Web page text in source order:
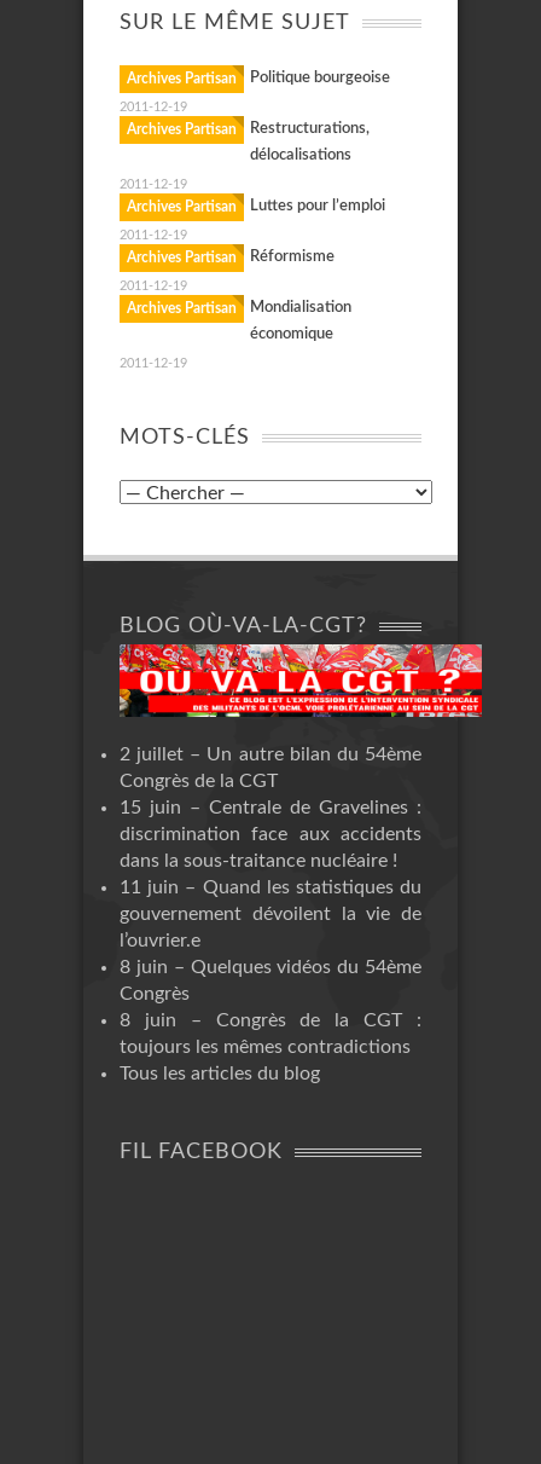
SUR LE MÊME SUJET
Archives Partisan Politique bourgeoise
2011-12-19
Archives Partisan
Restructurations,
délocalisations
2011-12-19
Archives Partisan Luttes pour l’emploi
2011-12-19
Archives Partisan Réformisme
2011-12-19
Archives Partisan
Mondialisation
économique
2011-12-19
MOTS-CLÉS
BLOG OÙ-VA-LA-CGT?
2 juillet – Un autre bilan du 54ème
Congrès de la CGT
15 juin – Centrale de Gravelines :
discrimination face aux accidents
dans la sous-traitance nucléaire !
11 juin – Quand les statistiques du
gouvernement dévoilent la vie de
l’ouvrier.e
8 juin – Quelques vidéos du 54ème
Congrès
8 juin – Congrès de la CGT :
toujours les mêmes contradictions
Tous les articles du blog
FIL FACEBOOK